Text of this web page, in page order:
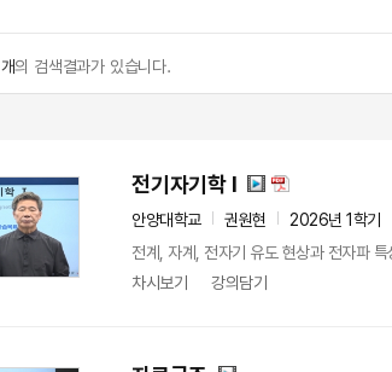
개의 검색결과가 있습니다.
전기자기학 I
안양대학교 권원현
2026년 1학기
전계, 자계, 전자기 유도 현상과 전자파 특
차시보기
강의담기